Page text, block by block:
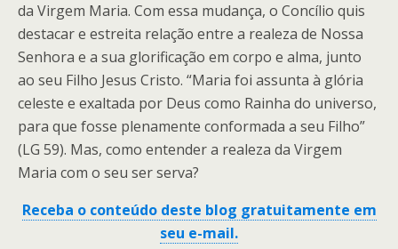
da Virgem Maria. Com essa mudança, o Concílio quis
destacar e estreita relação entre a realeza de Nossa
Senhora e a sua glorificação em corpo e alma, junto
ao seu Filho Jesus Cristo. “Maria foi assunta à glória
celeste e exaltada por Deus como Rainha do universo,
para que fosse plenamente conformada a seu Filho”
(LG 59). Mas, como entender a realeza da Virgem
Maria com o seu ser serva?
Receba o conteúdo deste blog gratuitamente em
seu e-mail.